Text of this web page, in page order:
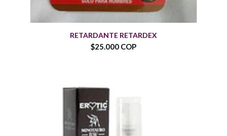
RETARDANTE RETARDEX
$25.000 COP